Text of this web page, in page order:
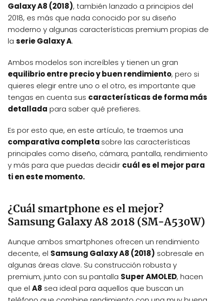
Galaxy A8 (2018), también lanzado a principios del
2018, es más que nada conocido por su diseño
moderno y algunas características premium propias de
la serie Galaxy A.
Ambos modelos son increíbles y tienen un gran
equilibrio entre precio y buen rendimiento, pero si
quieres elegir entre uno o el otro, es importante que
tengas en cuenta sus características de forma más
detallada para saber qué prefieres.
Es por esto que, en este artículo, te traemos una
comparativa completa sobre las características
principales como diseño, cámara, pantalla, rendimiento
y más para que puedas decidir cuál es el mejor para
ti en este momento.
¿Cuál smartphone es el mejor?
Samsung Galaxy A8 2018 (SM-A530W)
Aunque ambos smartphones ofrecen un rendimiento
decente, el Samsung Galaxy A8 (2018) sobresale en
algunas áreas clave. Su construcción robusta y
premium, junto con su pantalla Super AMOLED, hacen
que el A8 sea ideal para aquellos que buscan un